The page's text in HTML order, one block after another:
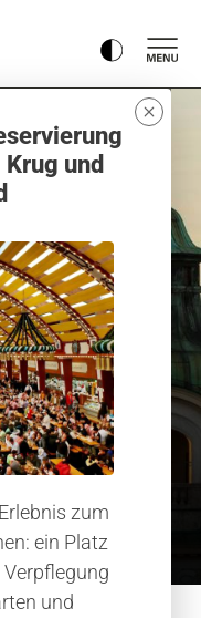
und
zum
ein Platz
und
München im
in